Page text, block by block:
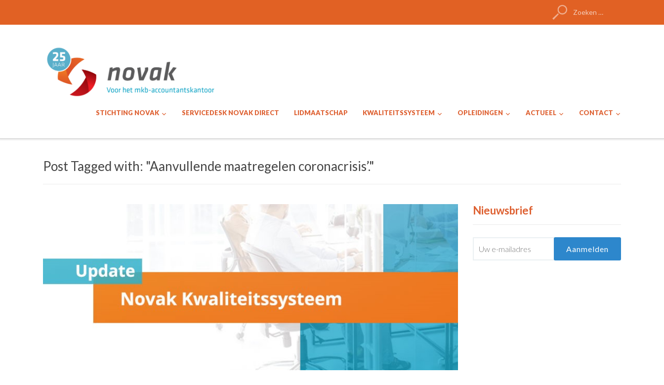
Zoeken
naar:
STICHTING NOVAK SERVICEDESK NOVAK DIRECT LIDMAATSCHAP KWALITEITSSYSTEEM OPLEIDINGEN ACTUEEL CONTACT
Post Tagged with: "Aanvullende maatregelen coronacrisis’."
Nieuwsbrief